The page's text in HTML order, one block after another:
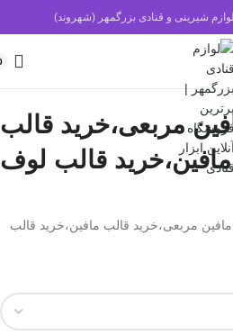
شیرینی و قنادی بزرگمهر (شهروند)
مربعی،خرید قالب
مافین،خرید قالب لوف
مربعی،خرید قالب مافین،خرید قالب